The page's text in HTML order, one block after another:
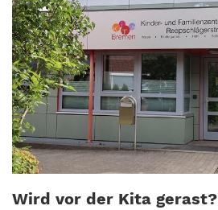
Wird vor der Kita gerast?